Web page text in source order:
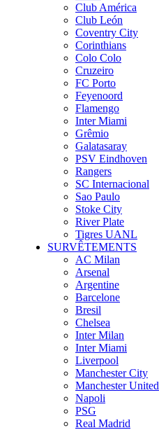
Club América
Club León
Coventry City
Corinthians
Colo Colo
Cruzeiro
FC Porto
Feyenoord
Flamengo
Inter Miami
Grêmio
Galatasaray
PSV Eindhoven
Rangers
SC Internacional
Sao Paulo
Stoke City
River Plate
Tigres UANL
SURVÊTEMENTS
AC Milan
Arsenal
Argentine
Barcelone
Bresil
Chelsea
Inter Milan
Inter Miami
Liverpool
Manchester City
Manchester United
Napoli
PSG
Real Madrid